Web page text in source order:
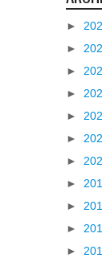
►
►
►
►
►
►
►
►
►
►
►